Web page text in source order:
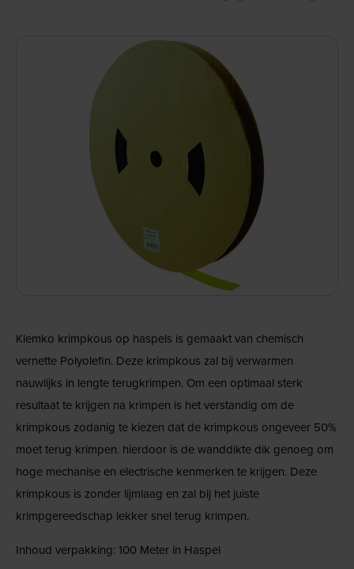
Klemko krimpkous op haspels is gemaakt van chemisch
vernette Polyolefin. Deze krimpkous zal bij verwarmen
nauwlijks in lengte terugkrimpen. Om een optimaal sterk
resultaat te krijgen na krimpen is het verstandig om de
krimpkous zodanig te kiezen dat de krimpkous ongeveer 50%
moet terug krimpen. hierdoor is de wanddikte dik genoeg om
hoge mechanise en electrische kenmerken te krijgen. Deze
krimpkous is zonder lijmlaag en zal bij het juiste
krimpgereedschap lekker snel terug krimpen.
Inhoud verpakking: 100 Meter in Haspel